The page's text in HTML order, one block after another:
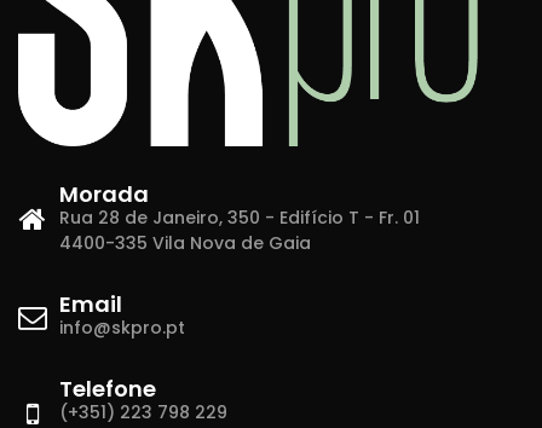
Morada
Rua 28 de Janeiro, 350 - Edifício T - Fr. 01
4400-335 Vila Nova de Gaia
Email
info@skpro.pt
Telefone
(+351) 223 798 229